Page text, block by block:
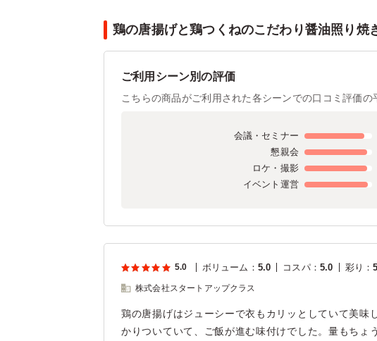
鶏の唐揚げと鶏つくねのこだわり醤油照り焼
ご利用シーン別の評価
こちらの商品がご利用された各シーンでの口コミ評価の
会議・セミナー
懇親会
ロケ・撮影
イベント運営
5.0 ボリューム ： 5.0 コスパ： 5.0 彩り ：
株式会社スタートアップクラス
鶏の唐揚げはジューシーで衣もカリッとしていて美味
かりついていて、ご飯が進む味付けでした。量もちょ